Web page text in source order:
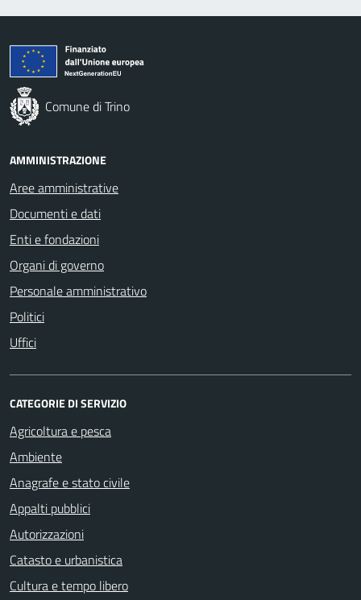
Comune di Trino
AMMINISTRAZIONE
Aree amministrative
Documenti e dati
Enti e fondazioni
Organi di governo
Personale amministrativo
Politici
Uffici
CATEGORIE DI SERVIZIO
Agricoltura e pesca
Ambiente
Anagrafe e stato civile
Appalti pubblici
Autorizzazioni
Catasto e urbanistica
Cultura e tempo libero